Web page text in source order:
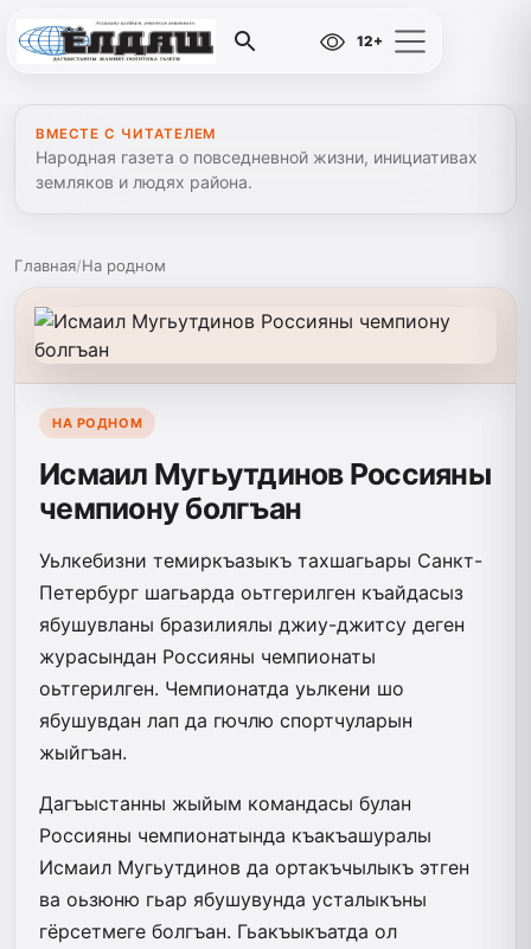
12+
ВМЕСТЕ С ЧИТАТЕЛЕМ
Народная газета о повседневной жизни, инициативах
земляков и людях района.
Главная/На родном
НА РОДНОМ
Исмаил Мугьутдинов Россияны
чемпиону болгъан
Уьлкебизни темиркъазыкъ тахшагьары Санкт-
Петербург шагьарда оьтгерилген къайдасыз
ябушувланы бразилиялы джиу-джитсу деген
журасындан Россияны чемпионаты
оьтгерилген. Чемпионатда уьлкени шо
ябушувдан лап да гючлю спортчуларын
жыйгъан.
Дагъыстанны жыйым командасы булан
Россияны чемпионатында къакъашуралы
Исмаил Мугьутдинов да ортакъчылыкъ этген
ва оьзюню гьар ябушувунда усталыкъны
гёрсетмеге болгъан. Гьакъыкъатда ол